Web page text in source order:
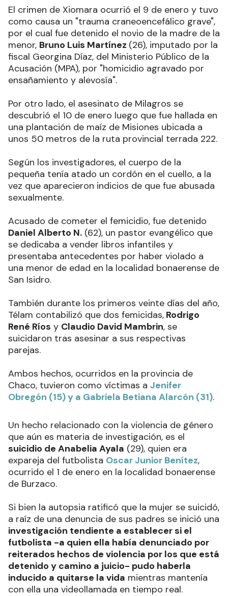
El crimen de Xiomara ocurrió el 9 de enero y tuvo
como causa un "trauma craneoencefálico grave",
por el cual fue detenido el novio de la madre de la
menor, Bruno Luis Martínez (26), imputado por la
fiscal Georgina Díaz, del Ministerio Público de la
Acusación (MPA), por "homicidio agravado por
ensañamiento y alevosía".
Por otro lado, el asesinato de Milagros se
descubrió el 10 de enero luego que fue hallada en
una plantación de maíz de Misiones ubicada a
unos 50 metros de la ruta provincial terrada 222.
Según los investigadores, el cuerpo de la
pequeña tenía atado un cordón en el cuello, a la
vez que aparecieron indicios de que fue abusada
sexualmente.
Acusado de cometer el femicidio, fue detenido
Daniel Alberto N. (62), un pastor evangélico que
se dedicaba a vender libros infantiles y
presentaba antecedentes por haber violado a
una menor de edad en la localidad bonaerense de
San Isidro.
También durante los primeros veinte días del año,
Télam contabilizó que dos femicidas, Rodrigo
René Ríos y Claudio David Mambrin, se
suicidaron tras asesinar a sus respectivas
parejas.
Ambos hechos, ocurridos en la provincia de
Chaco, tuvieron como víctimas a Jenifer
Obregón (15) y a Gabriela Betiana Alarcón (31).
Un hecho relacionado con la violencia de género
que aún es materia de investigación, es el
suicidio de Anabelia Ayala (29), quien era
expareja del futbolista Oscar Junior Benítez,
ocurrido el 1 de enero en la localidad bonaerense
de Burzaco.
Si bien la autopsia ratificó que la mujer se suicidó,
a raíz de una denuncia de sus padres se inició una
investigación tendiente a establecer si el
futbolista -a quien ella había denunciado por
reiterados hechos de violencia por los que está
detenido y camino a juicio- pudo haberla
inducido a quitarse la vida mientras mantenía
con ella una videollamada en tiempo real.